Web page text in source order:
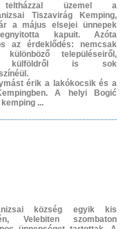
üzemel a
Tiszavirág Kemping,
a május elsejei ünnepek
kapuit. Azóta
az érdeklődés: nemcsak
különböző településeiről,
külföldről is sok
érik a lakókocsik és a
A helyi Bogić
...
község egyik kis
Velebiten szombaton